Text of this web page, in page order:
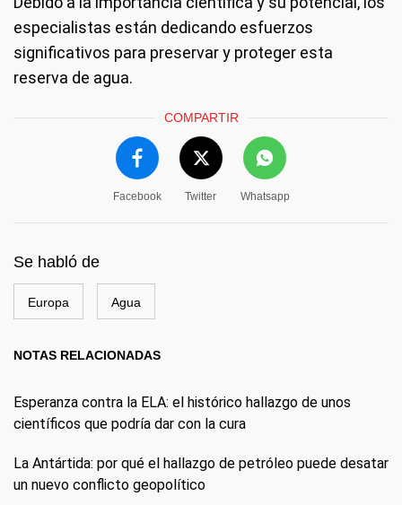
especialistas están dedicando esfuerzos
significativos para preservar y proteger esta
reserva de agua.
COMPARTIR
Facebook Twitter Whatsapp
Se habló de
Europa Agua
NOTAS RELACIONADAS
Esperanza contra la ELA: el histórico hallazgo de unos
científicos que podría dar con la cura
La Antártida: por qué el hallazgo de petróleo puede desatar
un nuevo conflicto geopolítico